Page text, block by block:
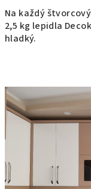
Na každý
2,5 kg lepidla
hladký.